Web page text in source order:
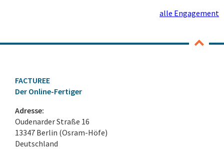
alle Engagement
FACTUREE
Der Online-Fertiger
Adresse:
Oudenarder Straße 16
13347 Berlin (Osram-Höfe)
Deutschland